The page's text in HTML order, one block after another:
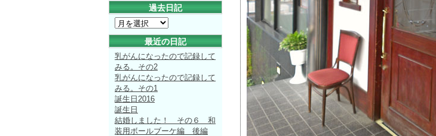
過去日記
最近の日記
乳がんになったので記録して
みる。その2
乳がんになったので記録して
みる。その1
誕生日2016
誕生日
結婚しました！ その６ 和
装用ボールブーケ編 後編